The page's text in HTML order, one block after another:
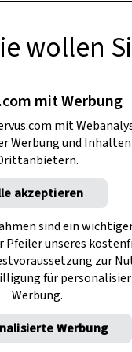
Mit Andrea
muss man
gießen?
wollen
mit Werbung
mit
Werbung und
akzeptieren
sind ein
unseres
zur
für
Werbung.
Werbung